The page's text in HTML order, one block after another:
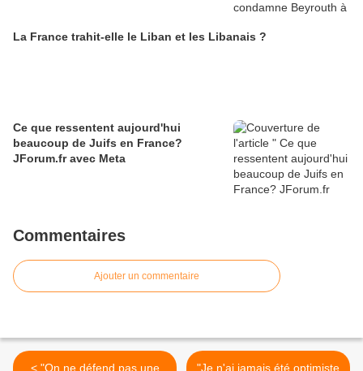
La France trahit-elle le Liban et les Libanais ?
Ce que ressentent aujourd'hui
beaucoup de Juifs en France?
JForum.fr avec Meta
Commentaires
Ajouter un commentaire
< "On ne défend pas une "Je n'ai jamais été optimiste